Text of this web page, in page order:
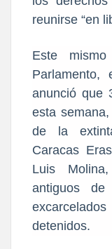
reunirse “en
Este
Parlamento,
anunció que
esta
de la
Caracas
Luis
antiguos de
detenidos.